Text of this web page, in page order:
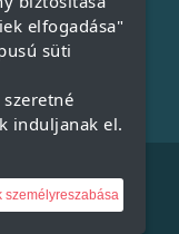
projektet?
elfogadása"
süti
induljanak el.
személyreszabása